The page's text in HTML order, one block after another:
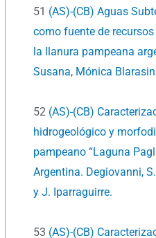
51 (AS)-(CB) Aguas
como fuente de
la llanura pampeana
Susana, Mónica
52 (AS)-(CB)
hidrogeológico y
pampeano “Laguna
Argentina. Degiovanni,
y J. Iparraguirre.
53 (AS)-(CB)